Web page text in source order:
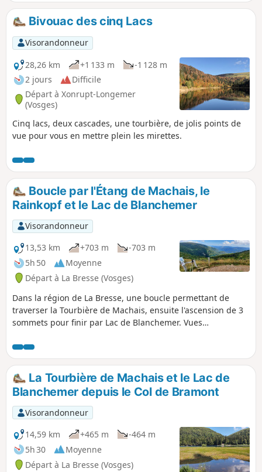
exceptionnel depuis le sommet en vaut
la peine.Bivouac des cinq Lacs
Visorandonneur
28,26 km
+1 133 m
-1 128 m
2 jours
Difficile
Départ à Xonrupt-Longemer
(Vosges)
Cinq lacs, deux cascades, une tourbière, de jolis points de
vue pour vous en mettre plein les mirettes.
Boucle par l'Étang de Machais, le
Rainkopf et le Lac de Blanchemer
Visorandonneur
13,53 km
+703 m
-703 m
5h 50
Moyenne
Départ à La Bresse (Vosges)
Dans la région de La Bresse, une boucle permettant de
traverser la Tourbière de Machais, ensuite l'ascension de 3
sommets pour finir par Lac de Blanchemer. Vues
La Tourbière de Machais et le Lac de
Blanchemer depuis le Col de Bramont
Visorandonneur
14,59 km
+465 m
-464 m
5h 30
Moyenne
Départ à La Bresse (Vosges)